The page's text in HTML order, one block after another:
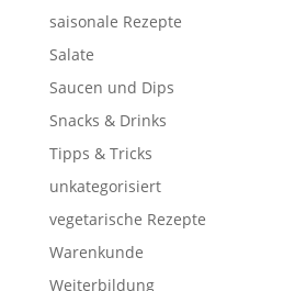
saisonale Rezepte
Salate
Saucen und Dips
Snacks & Drinks
Tipps & Tricks
unkategorisiert
vegetarische Rezepte
Warenkunde
Weiterbildung